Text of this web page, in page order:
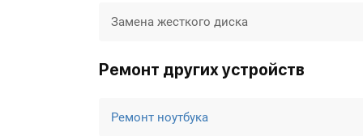
Замена жесткого диска
Ремонт других устройств
Ремонт ноутбука